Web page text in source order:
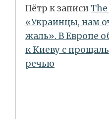
Пётр к записиТhe
«Украинцы, нам
жаль». В Европе
к Киеву с
речью